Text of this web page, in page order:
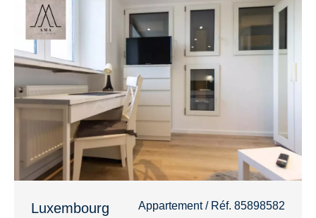
Luxembourg Appartement / Réf. 85898582